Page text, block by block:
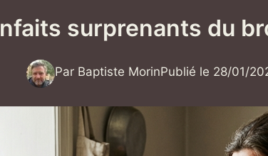
surprenants du
Par Baptiste MorinPublié le 28/01/